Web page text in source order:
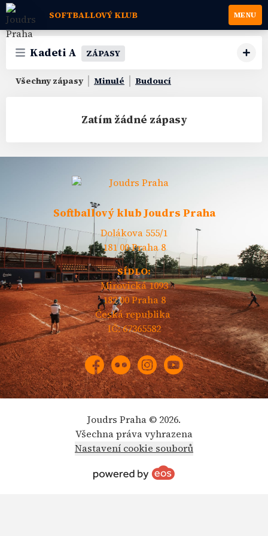
SOFTBALLOVÝ KLUB MENU
Kadeti A ZÁPASY
Všechny zápasy Minulé Budoucí
Zatím žádné zápasy
Softballový klub Joudrs Praha
Dolákova 555/1
181 00 Praha 8
SÍDLO:
Mirovická 1093
182 00 Praha 8
Česká republika
IČ: 67365582
Facebook
FlickrInstagramYouTube
Joudrs Praha © 2026.
Všechna práva vyhrazena
Nastavení cookie souborů